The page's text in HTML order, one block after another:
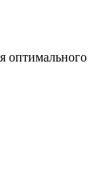
оптимального